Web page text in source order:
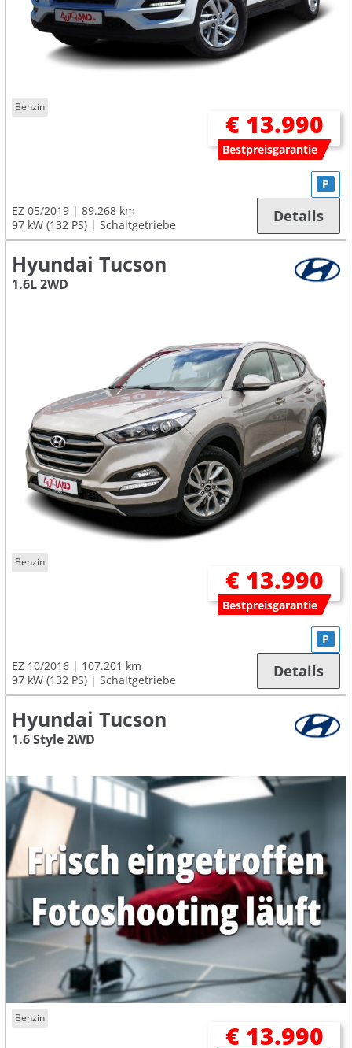
Benzin
€ 13.990
Bestpreisgarantie
EZ 05/2019
89.268 km
97 kW (132 PS)
Schaltgetriebe
P
Details
Hyundai Tucson
1.6L 2WD
Benzin
€ 13.990
Bestpreisgarantie
EZ 10/2016
107.201 km
97 kW (132 PS)
Schaltgetriebe
P
Details
Hyundai Tucson
1.6 Style 2WD
Benzin
€ 13.990